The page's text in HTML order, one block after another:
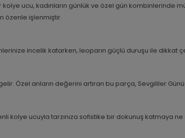
ucu, kadınların günlük ve özel gün kombinlerinde
özenle işlenmiştir.
incelik katarken, leoparın güçlü duruşu ile
Özel anların değerini artıran bu parça, Sevgililer
kolye ucuyla tarzınıza sofistike bir dokunuş katmaya